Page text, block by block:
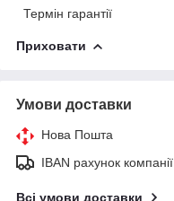
Термін гарантії
Приховати
Умови доставки
Нова Пошта
IBAN рахунок компанії
Всі умови доставки